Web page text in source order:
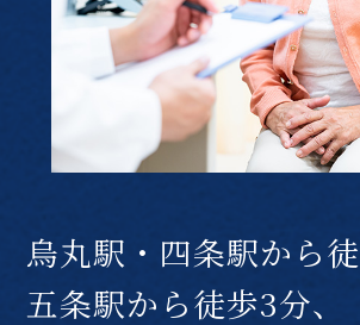
烏丸駅・四条駅から
五条駅から徒歩3分、